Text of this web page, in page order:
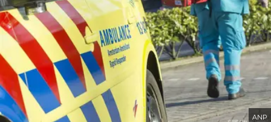
ANP